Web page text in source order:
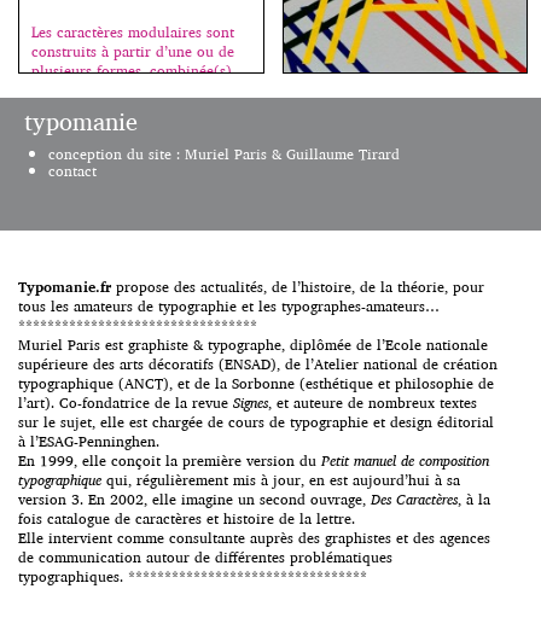
Les caractères modulaires sont
construits à partir d’une ou de
plusieurs formes, combinée(s)
signes de l’alphabet. Ce sont des
titrages (voir l’article à ce sujet
ici.) Les étudiants(es) imaginent
et réalisent un caractère
dire capitales et bas de casse
Type… impossible de trouver les
(sur une période ou une
eux ! http://lift-type.fr/
http://lift-type.tumblr.com/
typomanie
conception du site : Muriel Paris & Guillaume Tirard
contact
Typomanie.fr propose des actualités, de l’histoire, de la théorie, pour
tous les amateurs de typographie et les typographes-amateurs…
*********************************
Muriel Paris est graphiste & typographe, diplômée de l’Ecole nationale
supérieure des arts décoratifs (ENSAD), de l’Atelier national de création
typographique (ANCT), et de la Sorbonne (esthétique et philosophie de
l’art). Co-fondatrice de la revue Signes, et auteure de nombreux textes
sur le sujet, elle est chargée de cours de typographie et design éditorial
à l’ESAG-Penninghen.
En 1999, elle conçoit la première version duPetit manuel de composition
typographique qui, régulièrement mis à jour, en est aujourd’hui à sa
version 3. En 2002, elle imagine un second ouvrage, Des Caractères, à la
fois catalogue de caractères et histoire de la lettre.
Elle intervient comme consultante auprès des graphistes et des agences
de communication autour de différentes problématiques
typographiques. *********************************